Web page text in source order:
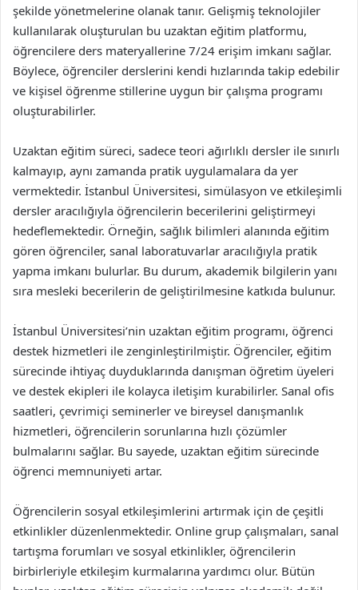
şekilde yönetmelerine olanak tanır. Gelişmiş teknolojiler
kullanılarak oluşturulan bu uzaktan eğitim platformu,
öğrencilere ders materyallerine 7/24 erişim imkanı sağlar.
Böylece, öğrenciler derslerini kendi hızlarında takip edebilir
ve kişisel öğrenme stillerine uygun bir çalışma programı
oluşturabilirler.
Uzaktan eğitim süreci, sadece teori ağırlıklı dersler ile sınırlı
kalmayıp, aynı zamanda pratik uygulamalara da yer
vermektedir. İstanbul Üniversitesi, simülasyon ve etkileşimli
dersler aracılığıyla öğrencilerin becerilerini geliştirmeyi
hedeflemektedir. Örneğin, sağlık bilimleri alanında eğitim
gören öğrenciler, sanal laboratuvarlar aracılığıyla pratik
yapma imkanı bulurlar. Bu durum, akademik bilgilerin yanı
sıra mesleki becerilerin de geliştirilmesine katkıda bulunur.
İstanbul Üniversitesi’nin uzaktan eğitim programı, öğrenci
destek hizmetleri ile zenginleştirilmiştir. Öğrenciler, eğitim
sürecinde ihtiyaç duyduklarında danışman öğretim üyeleri
ve destek ekipleri ile kolayca iletişim kurabilirler. Sanal ofis
saatleri, çevrimiçi seminerler ve bireysel danışmanlık
hizmetleri, öğrencilerin sorunlarına hızlı çözümler
bulmalarını sağlar. Bu sayede, uzaktan eğitim sürecinde
öğrenci memnuniyeti artar.
Öğrencilerin sosyal etkileşimlerini artırmak için de çeşitli
etkinlikler düzenlenmektedir. Online grup çalışmaları, sanal
tartışma forumları ve sosyal etkinlikler, öğrencilerin
birbirleriyle etkileşim kurmalarına yardımcı olur. Bütün